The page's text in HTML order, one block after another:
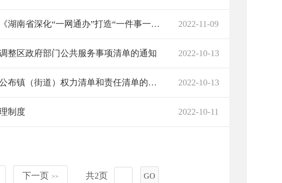
湖南省政务管理服务局解读《湖南省深化“一网通办”打造“一件事一次办”升级版攻坚行动方案》 2022-11-09
整区政府部门公共服务事项清单的通知 2022-10-13
岳阳市君山区人民政府关于公布镇（街道）权力清单和责任清单的通知 2022-10-13
制度 2022-10-11
下一页 >> 共2页 GO